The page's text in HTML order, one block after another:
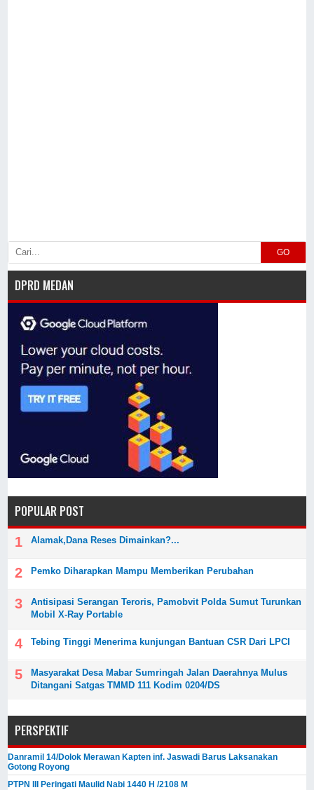
GO
DPRD MEDAN
POPULAR POST
Alamak,Dana Reses Dimainkan?...
Pemko Diharapkan Mampu Memberikan Perubahan
Antisipasi Serangan Teroris, Pamobvit Polda Sumut Turunkan
Mobil X-Ray Portable
Tebing Tinggi Menerima kunjungan Bantuan CSR Dari LPCI
Masyarakat Desa Mabar Sumringah Jalan Daerahnya Mulus
Ditangani Satgas TMMD 111 Kodim 0204/DS
PERSPEKTIF
Danramil 14/Dolok Merawan Kapten inf. Jaswadi Barus Laksanakan
Gotong Royong
PTPN III Peringati Maulid Nabi 1440 H /2108 M